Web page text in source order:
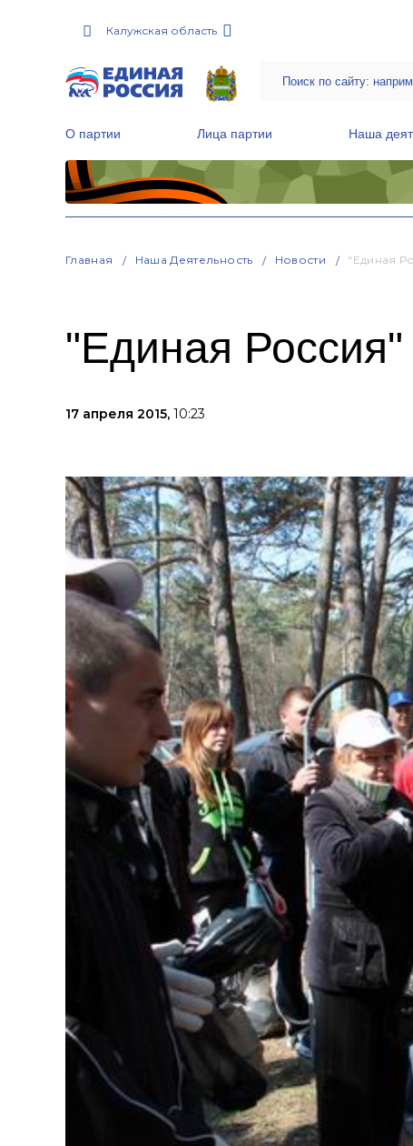
Калужская область
О партии Лица партии Наша
Главная Наша Деятельность Новости "Единая
"Единая
17 апреля 2015, 10:23